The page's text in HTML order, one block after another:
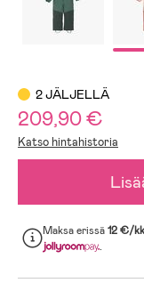
2 JÄLJELLÄ
209,90 €
Katso hintahistoria
Maksa erissä12 €/kk
.